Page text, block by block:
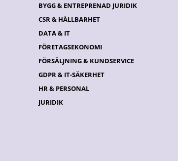
BYGG & ENTREPRENAD JURIDIK
CSR & HÅLLBARHET
DATA & IT
FÖRETAGSEKONOMI
FÖRSÄLJNING & KUNDSERVICE
GDPR & IT-SÄKERHET
HR & PERSONAL
JURIDIK